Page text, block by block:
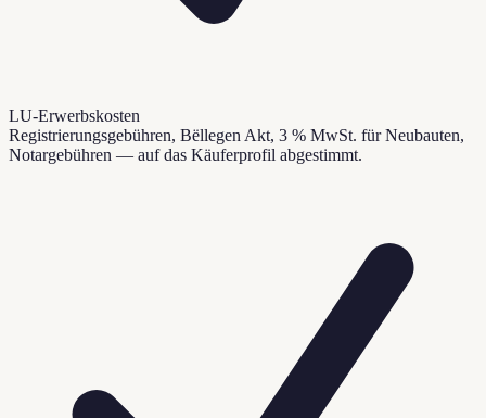
LU-Erwerbskosten
Registrierungsgebühren, Bëllegen Akt, 3 % MwSt. für Neubauten,
Notargebühren — auf das Käuferprofil abgestimmt.